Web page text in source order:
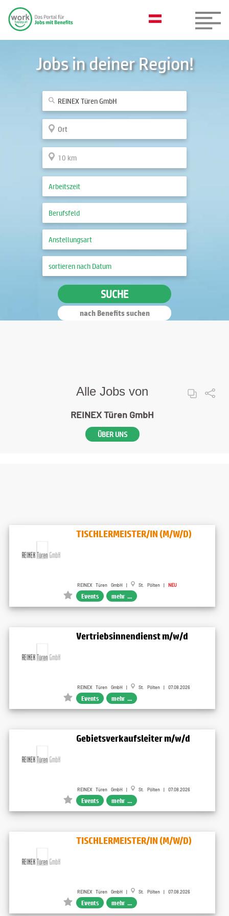
Jobs in deiner Region!
SUCHE
nach Benefits suchen
Alle Jobs von
REINEX Türen GmbH
ÜBER UNS
TISCHLERMEISTER/IN (M/W/D)
REINEX Türen GmbH | St. Pölten | NEU
Events mehr ...
Vertriebsinnendienst m/w/d
REINEX Türen GmbH | St. Pölten | 07.08.2026
Events mehr ...
Gebietsverkaufsleiter m/w/d
REINEX Türen GmbH | St. Pölten | 07.08.2026
Events mehr ...
TISCHLERMEISTER/IN (M/W/D)
REINEX Türen GmbH | St. Pölten | 07.08.2026
Events mehr ...